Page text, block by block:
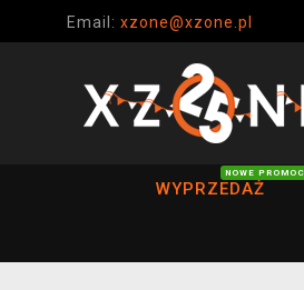
Email: xzone@xzone.pl
WYPRZEDAŻ
NOWE